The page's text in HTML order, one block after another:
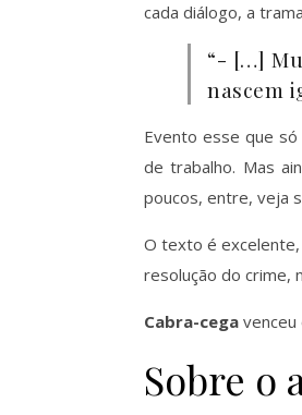
cada diálogo, a
“- […]
nascem
Evento esse que
de trabalho. Mas
poucos, entre, veja
O texto é excelente,
resolução do crime,
Cabra-cega venceu
Sobre o